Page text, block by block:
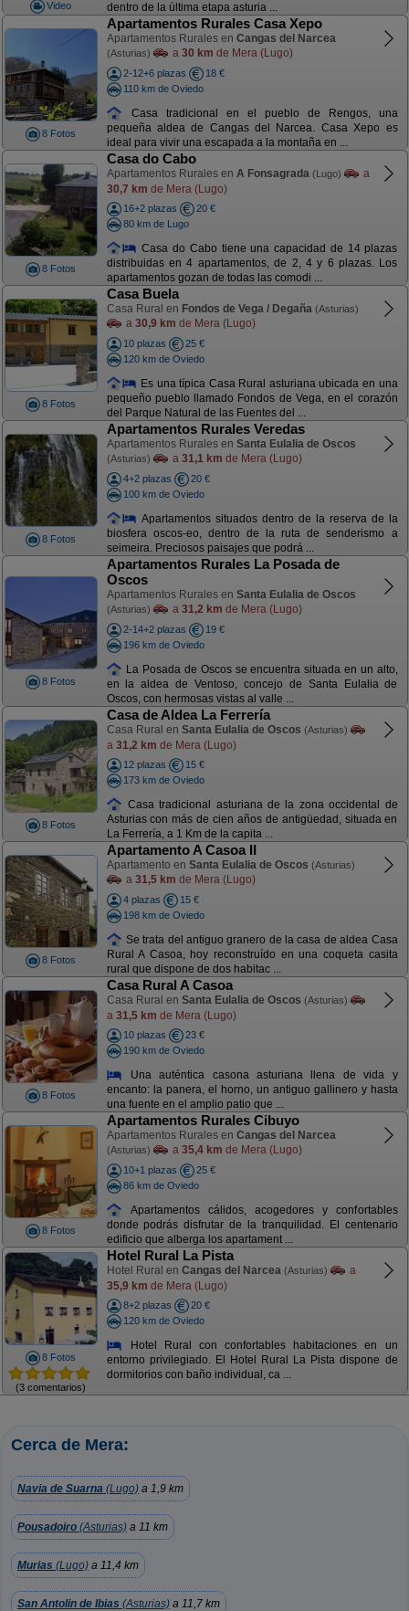
Video dentro de la última etapa asturia ...
8 Fotos
Apartamentos Rurales Casa Xepo
Apartamentos Rurales en Cangas del Narcea
(Asturias) a 30 km de Mera (Lugo)
2-12+6 plazas
18 €
110 km de Oviedo
Casa tradicional en el pueblo de Rengos, una
pequeña aldea de Cangas del Narcea. Casa Xepo es
ideal para vivir una escapada a la montaña en ...
8 Fotos
Casa do Cabo
Apartamentos Rurales en A Fonsagrada (Lugo)
a
30,7 km de Mera (Lugo)
16+2 plazas
20 €
80 km de Lugo
Casa do Cabo tiene una capacidad de 14 plazas
distribuidas en 4 apartamentos, de 2, 4 y 6 plazas. Los
apartamentos gozan de todas las comodi ...
8 Fotos
Casa Buela
Casa Rural en Fondos de Vega / Degaña (Asturias)
a 30,9 km de Mera (Lugo)
10 plazas
25 €
120 km de Oviedo
Es una típica Casa Rural asturiana ubicada en una
pequeño pueblo llamado Fondos de Vega, en el corazón
del Parque Natural de las Fuentes del ...
8 Fotos
Apartamentos Rurales Veredas
Apartamentos Rurales en Santa Eulalia de Oscos
(Asturias) a 31,1 km de Mera (Lugo)
4+2 plazas
20 €
100 km de Oviedo
Apartamentos situados dentro de la reserva de la
biosfera oscos-eo, dentro de la ruta de senderismo a
seimeira. Preciosos paisajes que podrá ...
8 Fotos
Apartamentos Rurales La Posada de
Oscos
Apartamentos Rurales en Santa Eulalia de Oscos
(Asturias) a 31,2 km de Mera (Lugo)
2-14+2 plazas
19 €
196 km de Oviedo
La Posada de Oscos se encuentra situada en un alto,
en la aldea de Ventoso, concejo de Santa Eulalia de
Oscos, con hermosas vistas al valle ...
8 Fotos
Casa de Aldea La Ferrería
Casa Rural en Santa Eulalia de Oscos (Asturias)
a 31,2 km de Mera (Lugo)
12 plazas
15 €
173 km de Oviedo
Casa tradicional asturiana de la zona occidental de
Asturias con más de cien años de antigüedad, situada en
La Ferrería, a 1 Km de la capita ...
8 Fotos
Apartamento A Casoa II
Apartamento en Santa Eulalia de Oscos (Asturias)
a 31,5 km de Mera (Lugo)
4 plazas
15 €
198 km de Oviedo
Se trata del antiguo granero de la casa de aldea Casa
Rural A Casoa, hoy reconstruído en una coqueta casita
rural que dispone de dos habitac ...
8 Fotos
Casa Rural A Casoa
Casa Rural en Santa Eulalia de Oscos (Asturias)
a 31,5 km de Mera (Lugo)
10 plazas
23 €
190 km de Oviedo
Una auténtica casona asturiana llena de vida y
encanto: la panera, el horno, un antiguo gallinero y hasta
una fuente en el amplio patio que ...
8 Fotos
Apartamentos Rurales Cibuyo
Apartamentos Rurales en Cangas del Narcea
(Asturias) a 35,4 km de Mera (Lugo)
10+1 plazas
25 €
86 km de Oviedo
Apartamentos cálidos, acogedores y confortables
donde podrás disfrutar de la tranquilidad. El centenario
edificio que alberga los apartament ...
8 Fotos
(3 comentarios)
Hotel Rural La Pista
Hotel Rural en Cangas del Narcea (Asturias)
a
35,9 km de Mera (Lugo)
8+2 plazas
20 €
120 km de Oviedo
Hotel Rural con confortables habitaciones en un
entorno privilegiado. El Hotel Rural La Pista dispone de
dormitorios con baño individual, ca ...
Cerca de Mera:
Navia de Suarna (Lugo) a 1,9 km
Pousadoiro (Asturias) a 11 km
Murias (Lugo) a 11,4 km
San Antolin de Ibias (Asturias) a 11,7 km